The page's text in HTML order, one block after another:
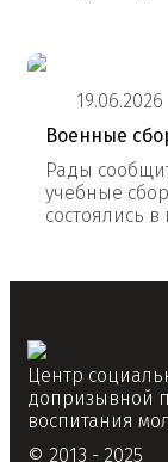
19.06.2026
Военные
Рады
учебные
состоялись
Центр
допризывной
воспитания
© 2013 - 2025